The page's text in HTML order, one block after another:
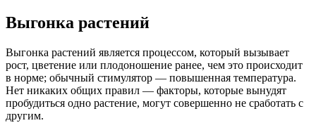
Выгонка растений
Выгонка растений является процессом, который вызывает
рост, цветение или плодоношение ранее, чем это происходит
в норме; обычный стимулятор — повышенная температура.
Нет никаких общих правил — факторы, которые вынудят
пробудиться одно растение, могут совершенно не сработать с
другим.